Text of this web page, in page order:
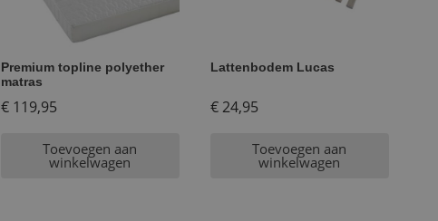
Premium topline polyether
matras
€119,95
Toevoegen aan
winkelwagen
Lattenbodem Lucas
€24,95
Toevoegen aan
winkelwagen